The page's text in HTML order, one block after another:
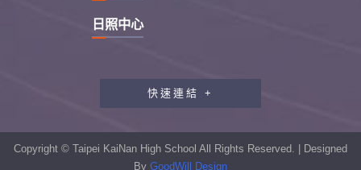
日照中心
快速連結 +
教職員工研習專區
性別平等教育專區
Copyright © Taipei KaiNan High School All Rights Reserved. | Designed
By GoodWill Design